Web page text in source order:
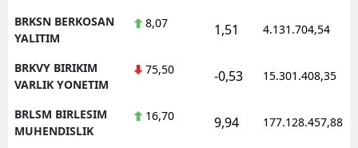
BRKSN BERKOSAN
YALITIM
8,07 1,51 4.131.704,54
BRKVY BIRIKIM
VARLIK YONETIM
75,50 -0,53 15.301.408,35
BRLSM BIRLESIM
MUHENDISLIK
16,70 9,94 177.128.457,88